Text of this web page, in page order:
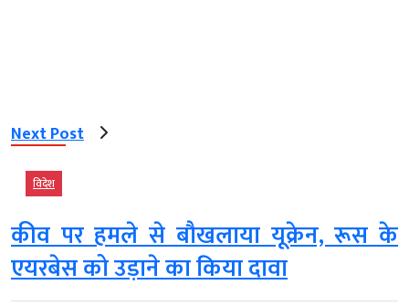
Next Post
विदेश
कीव पर हमले से बौखलाया यूक्रेन, रूस के
एयरबेस को उड़ाने का किया दावा